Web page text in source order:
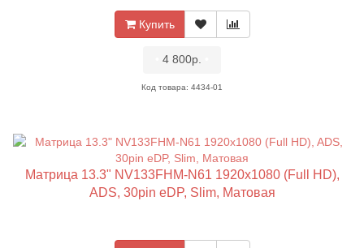
Купить
4 800р.
Код товара: 4434-01
Матрица 13.3" NV133FHM-N61 1920x1080 (Full HD),
ADS, 30pin eDP, Slim, Матовая